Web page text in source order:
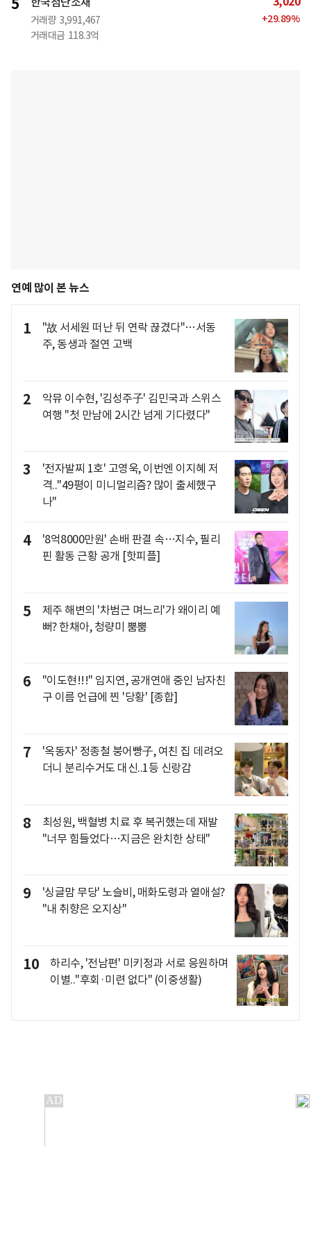
5
거래량 3,991,467
거래대금 118.3억
+29.89%
연예 많이 본 뉴스
1
"故 서세원 떠난 뒤 연락 끊겼다"…서동
주, 동생과 절연 고백
2
악뮤 이수현, '김성주子' 김민국과 스위스
여행 "첫 만남에 2시간 넘게 기다렸다"
3
'전자발찌 1호' 고영욱, 이번엔 이지혜 저
격.."49평이 미니멀리즘? 많이 출세했구
나"
4
'8억8000만원' 손배 판결 속…지수, 필리
핀 활동 근황 공개 [핫피플]
5
제주 해변의 '차범근 며느리'가 왜이리 예
뻐? 한채아, 청량미 뿜뿜
6
"이도현!!!" 임지연, 공개연애 중인 남자친
구 이름 언급에 찐 '당황' [종합]
7
'옥동자' 정종철 붕어빵子, 여친 집 데려오
더니 분리수거도 대신..1등 신랑감
8
최성원, 백혈병 치료 후 복귀했는데 재발
"너무 힘들었다…지금은 완치한 상태"
9
'싱글맘 무당' 노슬비, 매화도령과 열애설?
"내 취향은 오지상"
10
하리수, '전남편' 미키정과 서로 응원하며
이별.."후회·미련 없다" (이중생활)